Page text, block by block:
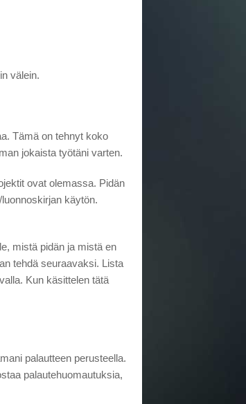
välein.
Tämä on tehnyt koko
jokaista työtäni varten.
ovat olemassa. Pidän
käytön.
mistä pidän ja mistä en
tehdä seuraavaksi. Lista
Kun käsittelen tätä
palautteen perusteella.
palautehuomautuksia,